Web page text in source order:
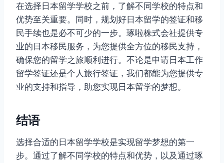
在选择日本留学学校之前，了解不同学校的特点和
优势至关重要。同时，规划好日本留学的签证和移
民手续也是必不可少的一步。琢啦株式会社提供专
业的日本移民服务，为您提供全方位的移民支持，
确保您的留学之旅顺利进行。不论是申请日本工作
留学签证还是个人旅行签证，我们都能为您提供专
业的支持和指导，助您实现日本留学的梦想。
结语
选择合适的日本留学学校是实现留学梦想的第一
步。通过了解不同学校的特点和优势，以及通过琢